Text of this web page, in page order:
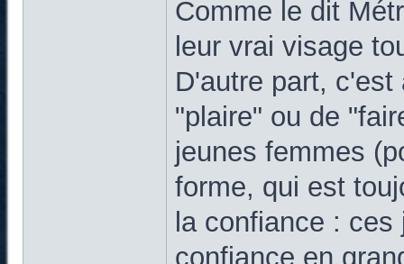
Comme le dit
leur vrai visage
D'autre part,
"plaire" ou de
jeunes femmes
forme, qui est
la confiance :
confiance en